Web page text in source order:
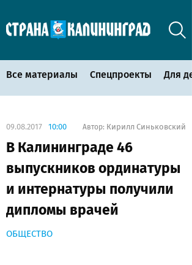
Все материалы Спецпроекты Для
09.08.2017 10:00 Автор: Кирилл Синьковский
В Калининграде 46
выпускников ординатуры
и интернатуры получили
дипломы врачей
ОБЩЕСТВО